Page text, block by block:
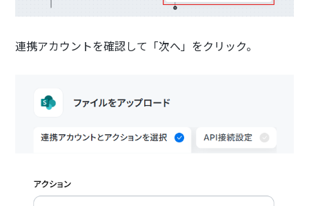
連携アカウントを確認して「次へ」をクリック。